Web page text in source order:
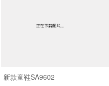
新款童鞋SA9602